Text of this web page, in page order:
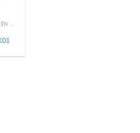
CUNG CẤP 100+ LINH KIỆN NHÀ LIÊN HOÀN